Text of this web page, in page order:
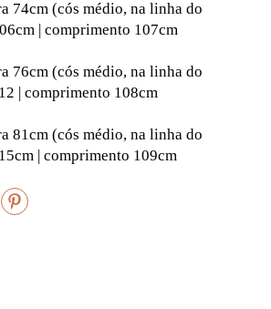
74cm (cós médio, na linha do
| comprimento 107cm
76cm (cós médio, na linha do
| comprimento 108cm
81cm (cós médio, na linha do
| comprimento 109cm